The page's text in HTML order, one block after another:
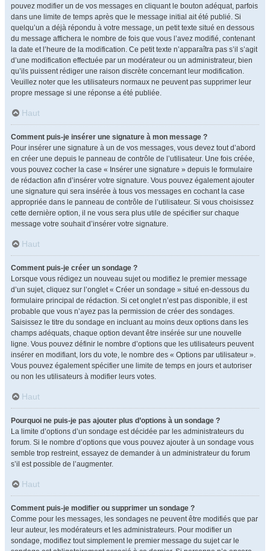
pouvez modifier un de vos messages en cliquant le bouton adéquat, parfois
dans une limite de temps après que le message initial ait été publié. Si
quelqu’un a déjà répondu à votre message, un petit texte situé en dessous
du message affichera le nombre de fois que vous l’avez modifié, contenant
la date et l’heure de la modification. Ce petit texte n’apparaîtra pas s’il s’agit
d’une modification effectuée par un modérateur ou un administrateur, bien
qu’ils puissent rédiger une raison discrète concernant leur modification.
Veuillez noter que les utilisateurs normaux ne peuvent pas supprimer leur
propre message si une réponse a été publiée.
Haut
Comment puis-je insérer une signature à mon message ?
Pour insérer une signature à un de vos messages, vous devez tout d’abord
en créer une depuis le panneau de contrôle de l’utilisateur. Une fois créée,
vous pouvez cocher la case « Insérer une signature » depuis le formulaire
de rédaction afin d’insérer votre signature. Vous pouvez également ajouter
une signature qui sera insérée à tous vos messages en cochant la case
appropriée dans le panneau de contrôle de l’utilisateur. Si vous choisissez
cette dernière option, il ne vous sera plus utile de spécifier sur chaque
message votre souhait d’insérer votre signature.
Haut
Comment puis-je créer un sondage ?
Lorsque vous rédigez un nouveau sujet ou modifiez le premier message
d’un sujet, cliquez sur l’onglet « Créer un sondage » situé en-dessous du
formulaire principal de rédaction. Si cet onglet n’est pas disponible, il est
probable que vous n’ayez pas la permission de créer des sondages.
Saisissez le titre du sondage en incluant au moins deux options dans les
champs adéquats, chaque option devant être insérée sur une nouvelle
ligne. Vous pouvez définir le nombre d’options que les utilisateurs peuvent
insérer en modifiant, lors du vote, le nombre des « Options par utilisateur ».
Vous pouvez également spécifier une limite de temps en jours et autoriser
ou non les utilisateurs à modifier leurs votes.
Haut
Pourquoi ne puis-je pas ajouter plus d’options à un sondage ?
La limite d’options d’un sondage est décidée par les administrateurs du
forum. Si le nombre d’options que vous pouvez ajouter à un sondage vous
semble trop restreint, essayez de demander à un administrateur du forum
s’il est possible de l’augmenter.
Haut
Comment puis-je modifier ou supprimer un sondage ?
Comme pour les messages, les sondages ne peuvent être modifiés que par
leur auteur, les modérateurs et les administrateurs. Pour modifier un
sondage, modifiez tout simplement le premier message du sujet car le